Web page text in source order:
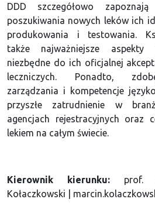
DDD szczegółowo
poszukiwania nowych leków ich
produkowania i testowania.
także najważniejsze aspekty
niezbędne do ich oficjalnej
leczniczych. Ponadto,
zarządzania i kompetencje
przyszłe zatrudnienie w
agencjach rejestracyjnych oraz
lekiem na całym świecie.
Kierownik kierunku:prof.
Kołaczkowski |